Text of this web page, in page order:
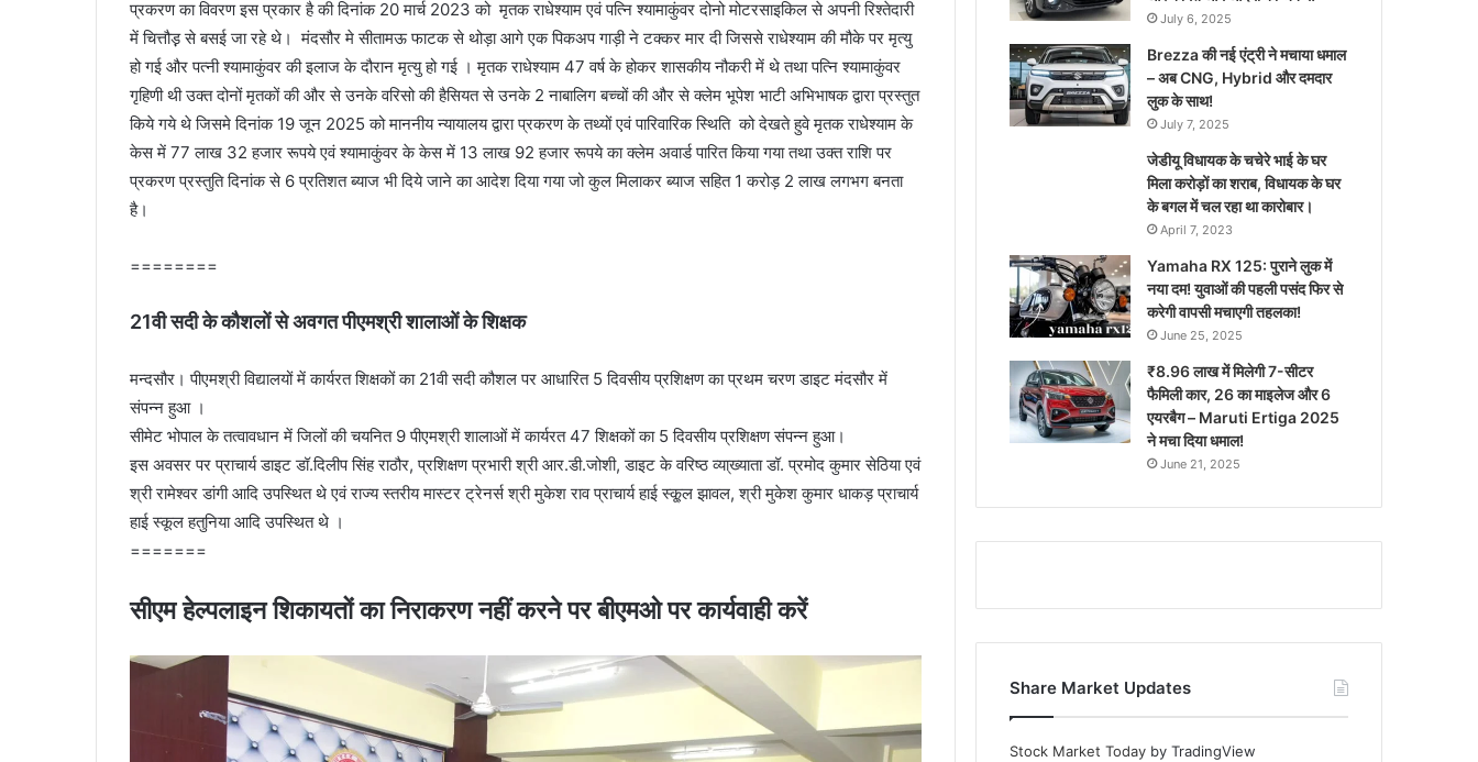
प्रकरण का विवरण इस प्रकार है की दिनांक 20 मार्च 2023 को मृतक राधेश्याम एवं पत्नि श्यामाकुंवर दोनो मोटरसाइकिल से अपनी रिश्तेदारी
में चित्तौड़़ से बसई जा रहे थे। मंदसौर मे सीतामऊ फाटक से थोड़ा आगे एक पिकअप गाड़ी ने टक्कर मार दी जिससे राधेश्याम की मौके पर मृत्यु
हो गई और पत्नी श्यामाकुंवर की इलाज के दौरान मृत्यु हो गई । मृतक राधेश्याम 47 वर्ष के होकर शासकीय नौकरी में थे तथा पत्नि श्यामाकुंवर
गृहिणी थी उक्त दोनों मृतकों की और से उनके वरिसो की हैसियत से उनके 2 नाबालिग बच्चों की और से क्लेम भूपेश भाटी अभिभाषक द्वारा प्रस्तुत
किये गये थे जिसमे दिनांक 19 जून 2025 को माननीय न्यायालय द्वारा प्रकरण के तथ्यों एवं पारिवारिक स्थिति को देखते हुवे मृतक राधेश्याम के
केस में 77 लाख 32 हजार रूपये एवं श्यामाकुंवर के केस में 13 लाख 92 हजार रूपये का क्लेम अवार्ड पारित किया गया तथा उक्त राशि पर
प्रकरण प्रस्तुति दिनांक से 6 प्रतिशत ब्याज भी दिये जाने का आदेश दिया गया जो कुल मिलाकर ब्याज सहित 1 करोड़ 2 लाख लगभग बनता
है।
========
21वी सदी के कौशलों से अवगत पीएमश्री शालाओं के शिक्षक
मन्दसौर। पीएमश्री विद्यालयों में कार्यरत शिक्षकों का 21वी सदी कौशल पर आधारित 5 दिवसीय प्रशिक्षण का प्रथम चरण डाइट मंदसौर में
संपन्न हुआ ।
सीमेट भोपाल के तत्वावधान में जिलों की चयनित 9 पीएमश्री शालाओं में कार्यरत 47 शिक्षकों का 5 दिवसीय प्रशिक्षण संपन्न हुआ।
इस अवसर पर प्राचार्य डाइट डॉ.दिलीप सिंह राठौर, प्रशिक्षण प्रभारी श्री आर.डी.जोशी, डाइट के वरिष्ठ व्या्ख्याता डॉ. प्रमोद कुमार सेठिया एवं
श्री रामेश्वर डांगी आदि उपस्थि‍त थे एवं राज्य स्तरीय मास्टर ट्रेनर्स श्री मुकेश राव प्राचार्य हाई स्कू्ल झावल, श्री मुकेश कुमार धाकड़ प्राचार्य
हाई स्कूल हतुनिया आदि उपस्थित थे ।
=======
सीएम हेल्पलाइन शिकायतों का निराकरण नहीं करने पर बीएमओ पर कार्यवाही करें
July 6, 2025
Brezza की नई एंट्री ने मचाया धमाल
– अब CNG, Hybrid और दमदार
लुक के साथ!
July 7, 2025
जेडीयू विधायक के चचेरे भाई के घर
मिला करोड़ों का शराब, विधायक के घर
के बगल में चल रहा था कारोबार।
April 7, 2023
Yamaha RX 125: पुराने लुक में
नया दम! युवाओं की पहली पसंद फिर से
करेगी वापसी मचाएगी तहलका!
June 25, 2025
₹8.96 लाख में मिलेगी 7-सीटर
फैमिली कार, 26 का माइलेज और 6
एयरबैग – Maruti Ertiga 2025
ने मचा दिया धमाल!
June 21, 2025
Share Market Updates
Stock Market Today by TradingView